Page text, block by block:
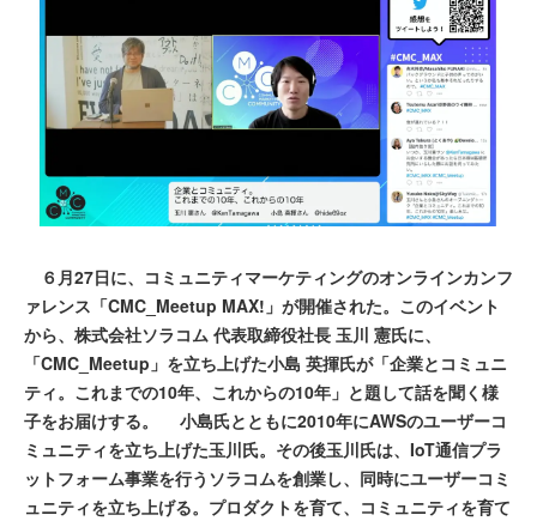
６月27日に、コミュニティマーケティングのオンラインカンフ
ァレンス「CMC_Meetup MAX!」が開催された。このイベント
から、株式会社ソラコム 代表取締役社長 玉川 憲氏に、
「CMC_Meetup」を立ち上げた小島 英揮氏が「企業とコミュニ
ティ。これまでの10年、これからの10年」と題して話を聞く様
子をお届けする。 小島氏とともに2010年にAWSのユーザーコ
ミュニティを立ち上げた玉川氏。その後玉川氏は、IoT通信プラ
ットフォーム事業を行うソラコムを創業し、同時にユーザーコミ
ュニティを立ち上げる。プロダクトを育て、コミュニティを育て